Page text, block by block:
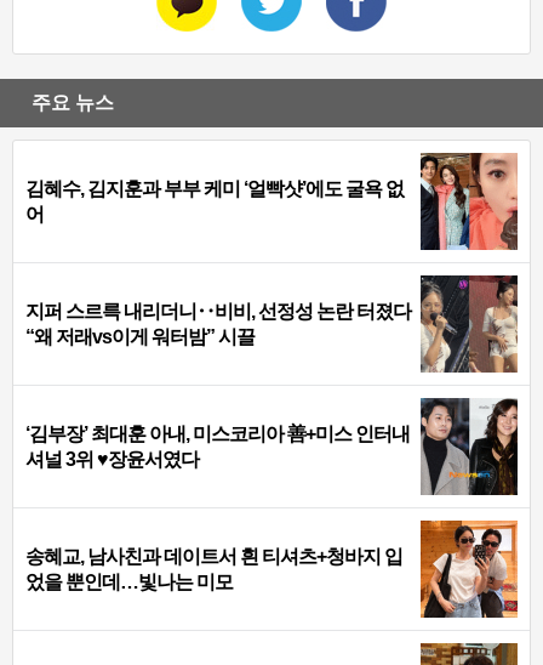
주요 뉴스
김혜수, 김지훈과 부부 케미 ‘얼빡샷’에도 굴욕 없
어
지퍼 스르륵 내리더니‥비비, 선정성 논란 터졌다
“왜 저래vs이게 워터밤” 시끌
‘김부장’ 최대훈 아내, 미스코리아 善+미스 인터내
셔널 3위 ♥장윤서였다
송혜교, 남사친과 데이트서 흰 티셔츠+청바지 입
었을 뿐인데…빛나는 미모